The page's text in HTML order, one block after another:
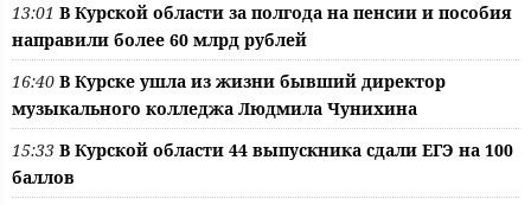
13:01 В Курской области за полгода на пенсии и пособия
направили более 60 млрд рублей
16:40 В Курске ушла из жизни бывший директор
музыкального колледжа Людмила Чунихина
15:33 В Курской области 44 выпускника сдали ЕГЭ на 100
баллов